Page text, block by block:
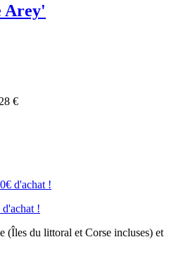
Arey'
€
!
(Îles du littoral et Corse incluses) et